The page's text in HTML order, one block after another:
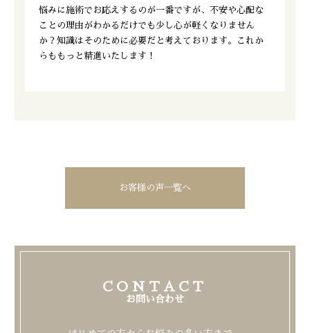
悩みに施術でお応えするのが一番ですが、不安や心配な
ことの理由がわかるだけでも少し心が軽くなりません
か？知識はそのために必要だと考えております。これか
らももっと精進いたします！
お客様の声一覧へ
CONTACT
お問い合わせ